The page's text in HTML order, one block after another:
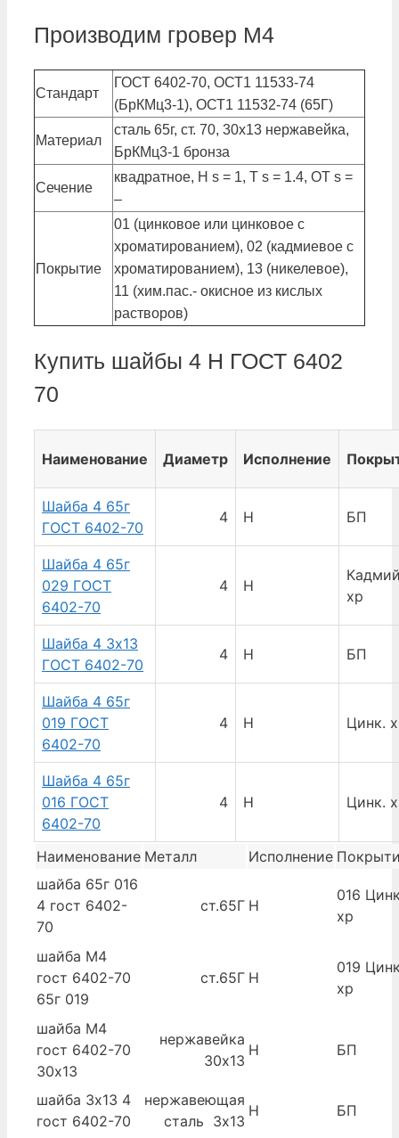
Производим гровер М4
Стандарт
ГОСТ 6402-70, ОСТ1 11533-74
(БрКМц3-1), ОСТ1 11532-74 (65Г)
Материал
сталь 65г, ст. 70, 30х13 нержавейка,
БрКМц3-1 бронза
Сечение
квадратное, Н s = 1, Т s = 1.4, ОТ s =
–
Покрытие
01 (цинковое или цинковое с
хроматированием), 02 (кадмиевое с
хроматированием), 13 (никелевое),
11 (хим.пас.- окисное из кислых
растворов)
Купить шайбы 4 Н ГОСТ 6402
70
Наименование Диаметр Исполнение
Шайба 4 65г
ГОСТ 6402-70
4 Н БП
Шайба 4 65г
029 ГОСТ
6402-70
4 Н
хр
Шайба 4 3х13
ГОСТ 6402-70
4 Н БП
Шайба 4 65г
019 ГОСТ
6402-70
4 Н Цинк.
Шайба 4 65г
016 ГОСТ
6402-70
4 Н Цинк.
Наименование Металл Исполнение
шайба 65г 016
4 гост 6402-
70
ст.65Г Н
016
хр
шайба М4
гост 6402-70
65г 019
ст.65Г Н
019
хр
шайба М4
гост 6402-70
30х13
нержавейка
30х13
Н БП
шайба 3х13 4
гост 6402-70
нержавеющая
сталь 3х13
Н БП